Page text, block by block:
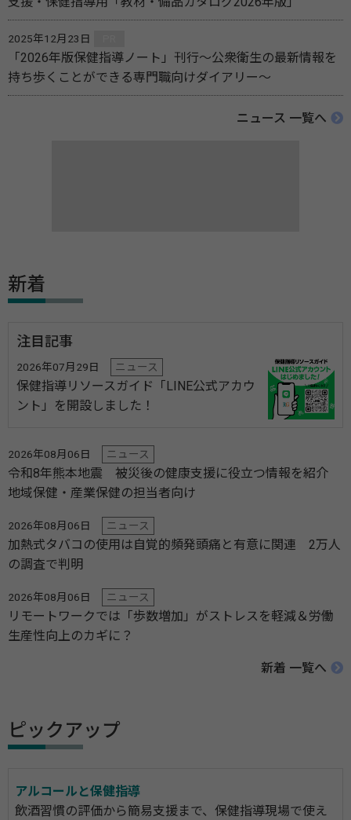
2025年12月23日
「2026年版保健指導ノート」刊行～公衆衛生の最新情報を
持ち歩くことができる専門職向けダイアリー～
ニュース 一覧へ
新着
注目記事
2026年07月29日 ニュース
保健指導リソースガイド「LINE公式アカウ
ント」を開設しました！
2026年08月06日 ニュース
令和8年熊本地震 被災後の健康支援に役立つ情報を紹介
地域保健・産業保健の担当者向け
2026年08月06日 ニュース
加熱式タバコの使用は自覚的頻発頭痛と有意に関連 2万人
の調査で判明
2026年08月06日 ニュース
リモートワークでは「歩数増加」がストレスを軽減＆労働
生産性向上のカギに？
新着 一覧へ
ピックアップ
アルコールと保健指導
飲酒習慣の評価から簡易支援まで、保健指導現場で使え